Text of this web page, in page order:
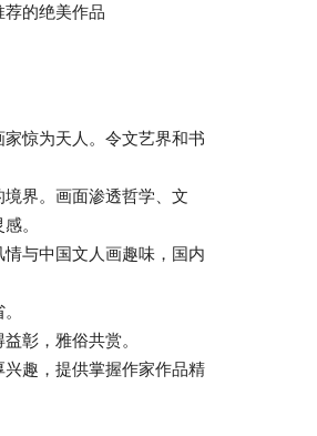
的绝美作品
惊为天人。令文艺界和书
界。画面渗透哲学、文
。
与中国文人画趣味，国内
彰，雅俗共赏。
趣，提供掌握作家作品精